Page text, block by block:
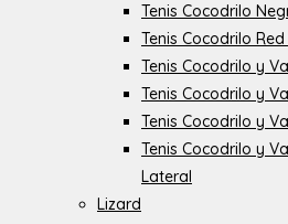
Tenis Cocodrilo
Tenis Cocodrilo
Tenis Cocodrilo y
Tenis Cocodrilo y
Tenis Cocodrilo y
Tenis Cocodrilo y
Lateral
Lizard